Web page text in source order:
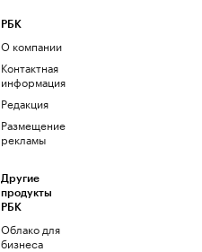
РБК
О компании
Контактная
информация
Редакция
Размещение
рекламы
Другие
продукты
РБК
Облако для
бизнеса